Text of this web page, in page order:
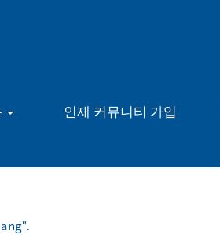
인재 커뮤니티 가입